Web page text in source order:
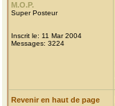
M.O.P.
Super Posteur
Inscrit le: 11 Mar 2004
Messages: 3224
Revenir en haut de page